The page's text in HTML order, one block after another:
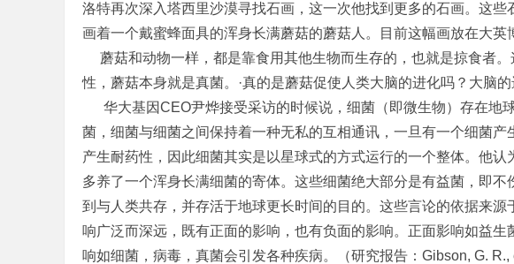
洛特再次深入塔西里沙漠寻找石画，这一次他找到更多的石画。这
画着一个戴蜜蜂面具的浑身长满蘑菇的蘑菇人。目前这幅画放在大英
蘑菇和动物一样，都是靠食用其他生物而生存的，也就是掠食者
性，蘑菇本身就是真菌。·真的是蘑菇促使人类大脑的进化吗？大脑
华大基因CEO尹烨接受采访的时候说，细菌（即微生物）存在地
菌，细菌与细菌之间保持着一种无私的互相通讯，一旦有一个细菌
产生耐药性，因此细菌其实是以星球式的方式运行的一个整体。他
多养了一个浑身长满细菌的寄体。这些细菌绝大部分是有益菌，即
到与人类共存，并存活于地球更长时间的目的。这些言论的依据来
响广泛而深远，既有正面的影响，也有负面的影响。正面影响如益
响如细菌，病毒，真菌会引发各种疾病。（研究报告：Gibson, G.